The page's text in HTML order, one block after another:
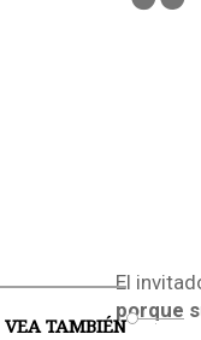
VEA TAMBIÉN
El
porque